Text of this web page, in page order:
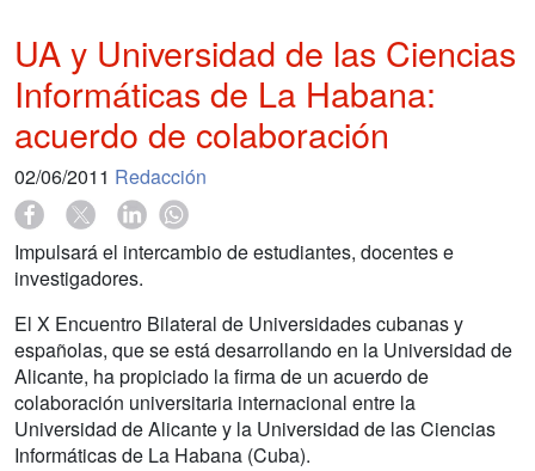
UA y Universidad de las Ciencias
Informáticas de La Habana:
acuerdo de colaboración
02/06/2011 Redacción
Impulsará el intercambio de estudiantes, docentes e
investigadores.
El X Encuentro Bilateral de Universidades cubanas y
españolas, que se está desarrollando en la Universidad de
Alicante, ha propiciado la firma de un acuerdo de
colaboración universitaria internacional entre la
Universidad de Alicante y la Universidad de las Ciencias
Informáticas de La Habana (Cuba).